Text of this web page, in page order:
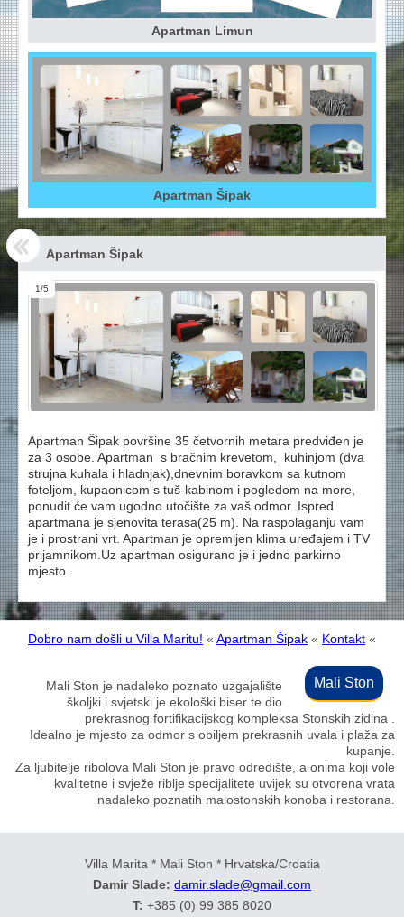
Apartman Limun
Apartman Šipak
Apartman Šipak
1/5
Apartman Šipak površine 35 četvornih metara predviđen je
za 3 osobe. Apartman s bračnim krevetom, kuhinjom (dva
strujna kuhala i hladnjak),dnevnim boravkom sa kutnom
foteljom, kupaonicom s tuš-kabinom i pogledom na more,
ponudit će vam ugodno utočište za vaš odmor. Ispred
apartmana je sjenovita terasa(25 m). Na raspolaganju vam
je i prostrani vrt. Apartman je opremljen klima uređajem i TV
prijamnikom.Uz apartman osigurano je i jedno parkirno
mjesto.
Dobro nam došli u Villa Maritu! « Apartman Šipak « Kontakt «
Mali Ston
Mali Ston je nadaleko poznato uzgajalište
školjki i svjetski je ekološki biser te dio
prekrasnog fortifikacijskog kompleksa Stonskih zidina .
Idealno je mjesto za odmor s obiljem prekrasnih uvala i plaža za
kupanje.
Za ljubitelje ribolova Mali Ston je pravo odredište, a onima koji vole
kvalitetne i svježe riblje specijalitete uvijek su otvorena vrata
nadaleko poznatih malostonskih konoba i restorana.
Villa Marita * Mali Ston * Hrvatska/Croatia
Damir Slade: damir.slade@gmail.com
T: +385 (0) 99 385 8020